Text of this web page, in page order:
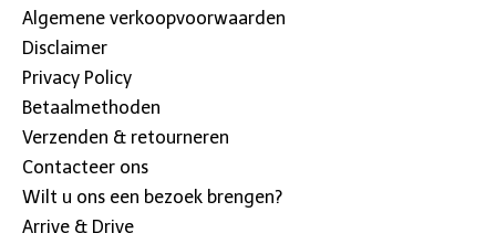
Algemene verkoopvoorwaarden
Disclaimer
Privacy Policy
Betaalmethoden
Verzenden & retourneren
Contacteer ons
Wilt u ons een bezoek brengen?
Arrive & Drive